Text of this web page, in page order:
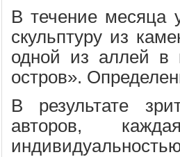
В течение месяца
скульптуру из
одной из аллей в
остров».
В результате
авторов,